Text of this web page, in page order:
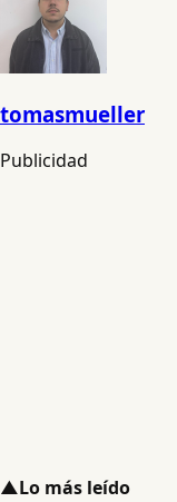
tomasmueller
Publicidad
▲Lo más leído